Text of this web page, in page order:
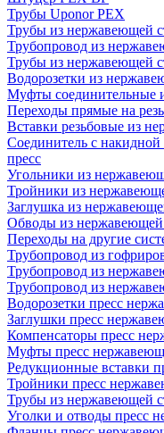
Трубы Uponor PEX
Трубы из нержавеющей
Трубопровод из
Трубы из нержавеющей
Водорозетки из
Муфты соединительные
Переходы прямые на
Вставки резьбовые из
Соединитель с
пресс
Угольники из
Тройники из
Заглушка из
Обводы из нержавеющей
Переходы на другие
Трубопровод из
Трубопровод из
Трубопровод из
Водорозетки пресс
Заглушки пресс
Компенсаторы пресс
Муфты пресс
Редукционные вставки
Тройники пресс
Трубы из нержавеющей
Уголки и отводы пресс